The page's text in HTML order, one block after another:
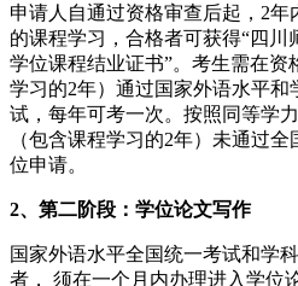
申请人自通过资格审查后起，2
的课程学习，合格者可获得“四
学位课程结业证书”。考生需在资
学习的2年）通过国家外语水平
试，每年可考一次。按照同等学
（包含课程学习的2年）未通过
位申请。
2、第二阶段：学位论文写作
国家外语水平全国统一考试和学
者， 须在一个月内办理进入学位